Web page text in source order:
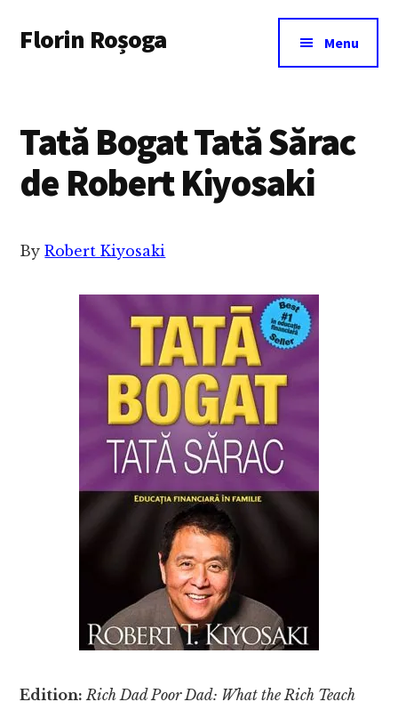
main
menu
Florin Roșoga Menu
Tată Bogat Tată Sărac
de Robert Kiyosaki
ByRobert Kiyosaki
Edition:Rich Dad Poor Dad: What the Rich Teach